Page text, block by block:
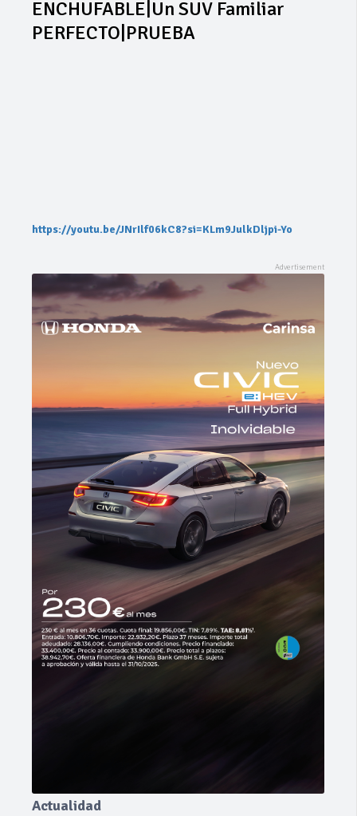
ENCHUFABLE|Un SUV Familiar
PERFECTO|PRUEBA
https://youtu.be/JNrIlf06kC8?si=KLm9JulkDljpi-Yo
Actualidad